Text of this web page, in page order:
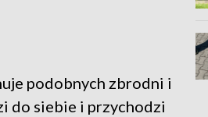
podobnych zbrodni i
do siebie i przychodzi